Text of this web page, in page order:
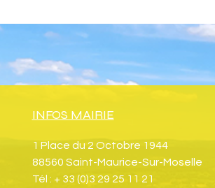
INFOS MAIRIE
1 Place du 2 Octobre 1944
88560 Saint-Maurice-Sur-Moselle
Tél : + 33 (0)3 29 25 11 21